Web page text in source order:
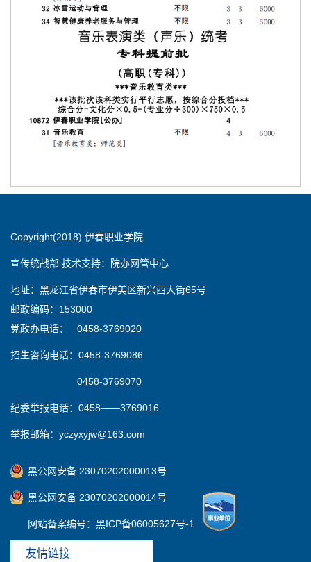
Copyright(2018) 伊春职业学院
宣传统战部 技术支持：院办网管中心
地址：黑龙江省伊春市伊美区新兴西大街65号
邮政编码：153000
党政办电话： 0458-3769020
招生咨询电话：0458-3769086
0458-3769070
纪委举报电话：0458——3769016
举报邮箱：yczyxyjw@163.com
黑公网安备 23070202000013号
黑公网安备 23070202000014号
网站备案编号：黑ICP备06005627号-1
友情链接